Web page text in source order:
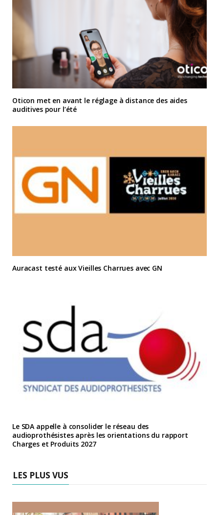
Oticon met en avant le réglage à distance des aides
auditives pour l’été
Auracast testé aux Vieilles Charrues avec GN
Le SDA appelle à consolider le réseau des
audioprothésistes après les orientations du rapport
Charges et Produits 2027
LES PLUS VUS